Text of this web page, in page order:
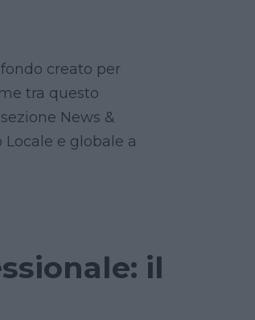
creato per
tra questo
News &
e globale a
il